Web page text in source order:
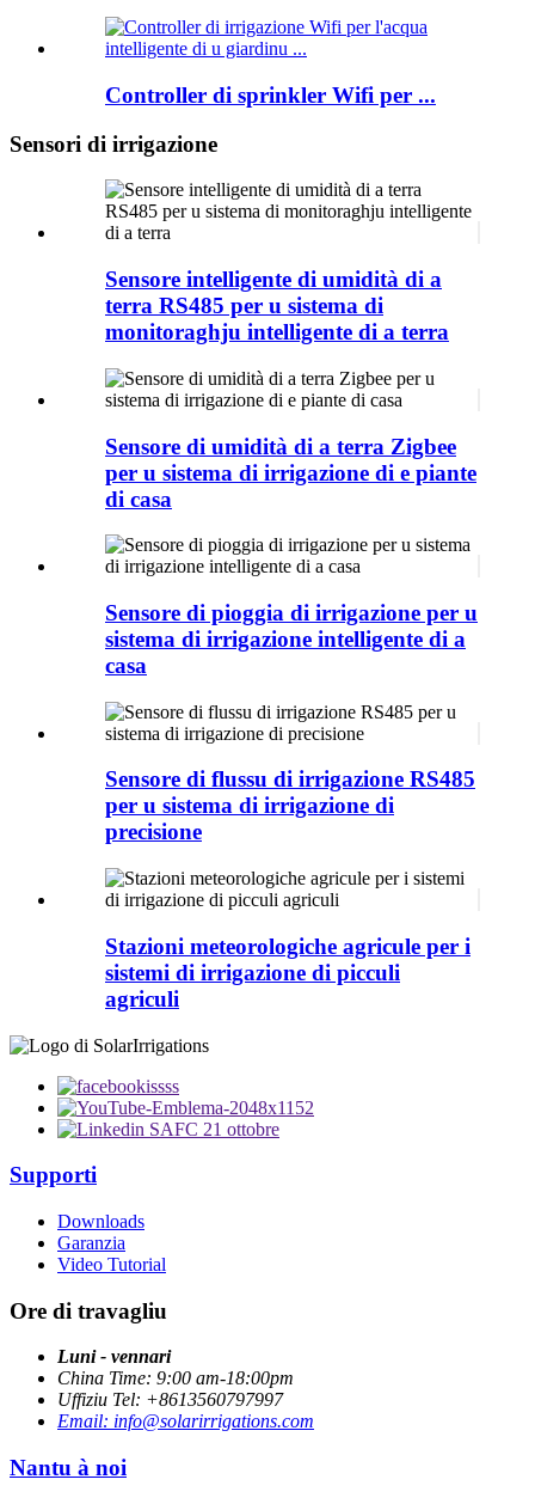
Controller di sprinkler Wifi per ...
Sensori di irrigazione
Sensore intelligente di umidità di a
terra RS485 per u sistema di
monitoraghju intelligente di a terra
Sensore di umidità di a terra Zigbee
per u sistema di irrigazione di e piante
di casa
Sensore di pioggia di irrigazione per u
sistema di irrigazione intelligente di a
casa
Sensore di flussu di irrigazione RS485
per u sistema di irrigazione di
precisione
Stazioni meteorologiche agricule per i
sistemi di irrigazione di picculi
agriculi
Supporti
Downloads
Garanzia
Video Tutorial
Ore di travagliu
Luni - vennari
China Time: 9:00 am-18:00pm
Uffiziu Tel: +8613560797997
Email: info@solarirrigations.com
Nantu à noi